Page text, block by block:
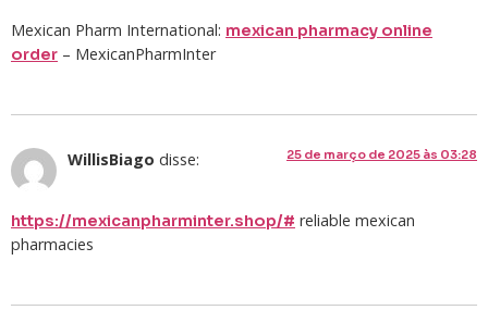
Mexican Pharm International: mexican pharmacy online
order – MexicanPharmInter
WillisBiago disse: 25 de março de 2025 às 03:28
https://mexicanpharminter.shop/# reliable mexican
pharmacies